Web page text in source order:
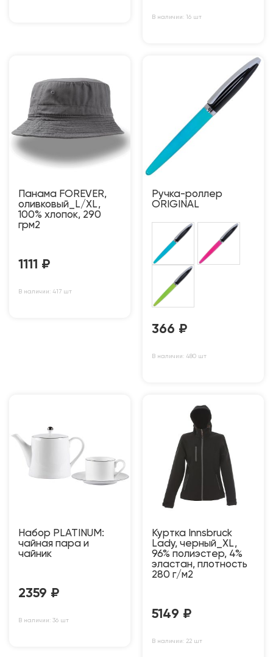
В наличии: 16 шт
Панама FOREVER,
оливковый_L/XL,
100% хлопок, 290
грм2
1111 ₽
В наличии: 417 шт
Ручка-роллер
ORIGINAL
366 ₽
В наличии: 480 шт
Набор PLATINUM:
чайная пара и
чайник
2359 ₽
В наличии: 36 шт
Куртка Innsbruck
Lady, черный_XL,
96% полиэстер, 4%
эластан, плотность
280 г/м2
5149 ₽
В наличии: 22 шт